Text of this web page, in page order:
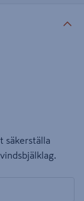
säkerställa